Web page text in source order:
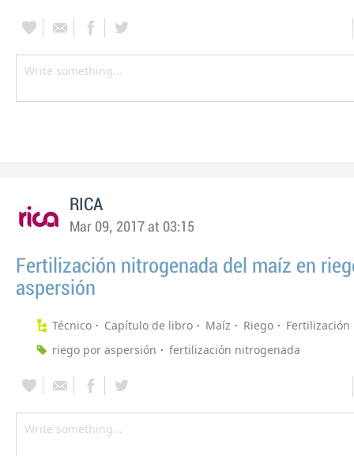
RICA
Mar 09, 2017 at 03:15
Fertilización nitrogenada del maíz en
aspersión
Técnico Capítulo de libro Maíz Riego
Fertilización
riego por aspersión
fertilización nitrogenada